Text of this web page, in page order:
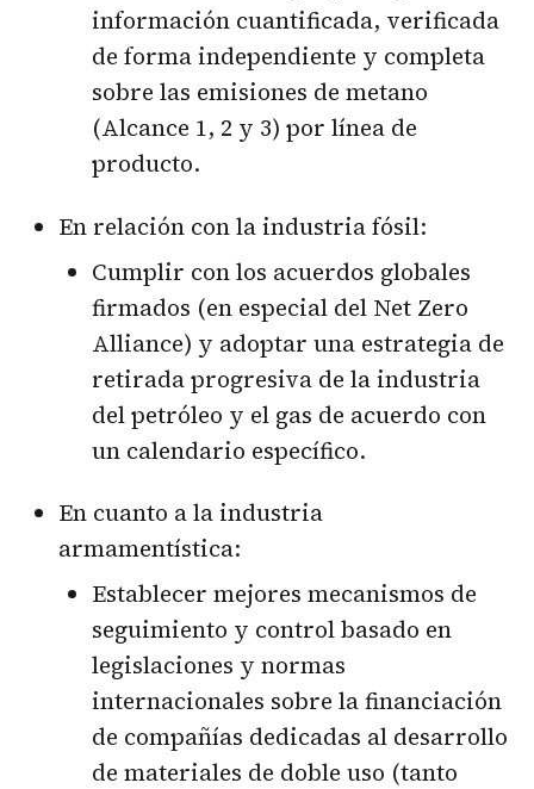
información cuantificada, verificada
de forma independiente y completa
sobre las emisiones de metano
(Alcance 1, 2 y 3) por línea de
producto.
En relación con la industria fósil:
Cumplir con los acuerdos globales
firmados (en especial del Net Zero
Alliance) y adoptar una estrategia de
retirada progresiva de la industria
del petróleo y el gas de acuerdo con
un calendario específico.
En cuanto a la industria
armamentística:
Establecer mejores mecanismos de
seguimiento y control basado en
legislaciones y normas
internacionales sobre la financiación
de compañías dedicadas al desarrollo
de materiales de doble uso (tanto